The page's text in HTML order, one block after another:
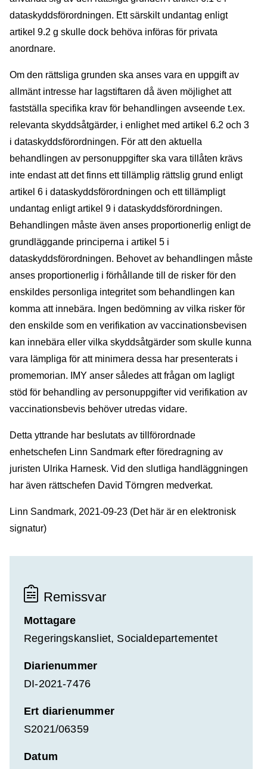
dataskyddsförordningen. Ett särskilt undantag enligt
artikel 9.2 g skulle dock behöva införas för privata
anordnare.
Om den rättsliga grunden ska anses vara en uppgift av
allmänt intresse har lagstiftaren då även möjlighet att
fastställa specifika krav för behandlingen avseende t.ex.
relevanta skyddsåtgärder, i enlighet med artikel 6.2 och 3
i dataskyddsförordningen. För att den aktuella
behandlingen av personuppgifter ska vara tillåten krävs
inte endast att det finns ett tillämplig rättslig grund enligt
artikel 6 i dataskyddsförordningen och ett tillämpligt
undantag enligt artikel 9 i dataskyddsförordningen.
Behandlingen måste även anses proportionerlig enligt de
grundläggande principerna i artikel 5 i
dataskyddsförordningen. Behovet av behandlingen måste
anses proportionerlig i förhållande till de risker för den
enskildes personliga integritet som behandlingen kan
komma att innebära. Ingen bedömning av vilka risker för
den enskilde som en verifikation av vaccinationsbevisen
kan innebära eller vilka skyddsåtgärder som skulle kunna
vara lämpliga för att minimera dessa har presenterats i
promemorian. IMY anser således att frågan om lagligt
stöd för behandling av personuppgifter vid verifikation av
vaccinationsbevis behöver utredas vidare.
Detta yttrande har beslutats av tillförordnade
enhetschefen Linn Sandmark efter föredragning av
juristen Ulrika Harnesk. Vid den slutliga handläggningen
har även rättschefen David Törngren medverkat.
Linn Sandmark, 2021-09-23 (Det här är en elektronisk
signatur)
Remissvar
Mottagare
Regeringskansliet, Socialdepartementet
Diarienummer
DI-2021-7476
Ert diarienummer
S2021/06359
Datum